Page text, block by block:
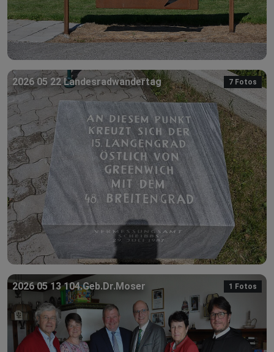
2026 05 22 Landesradwandertag 7 Fotos
2026 05 13 104.Geb.Dr.Moser 1 Fotos